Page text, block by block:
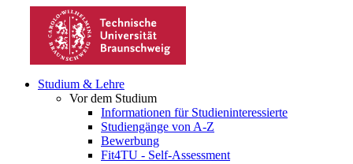
Studium & Lehre
Vor dem Studium
Informationen für Studieninteressierte
Studiengänge von A-Z
Bewerbung
Fit4TU - Self-Assessment